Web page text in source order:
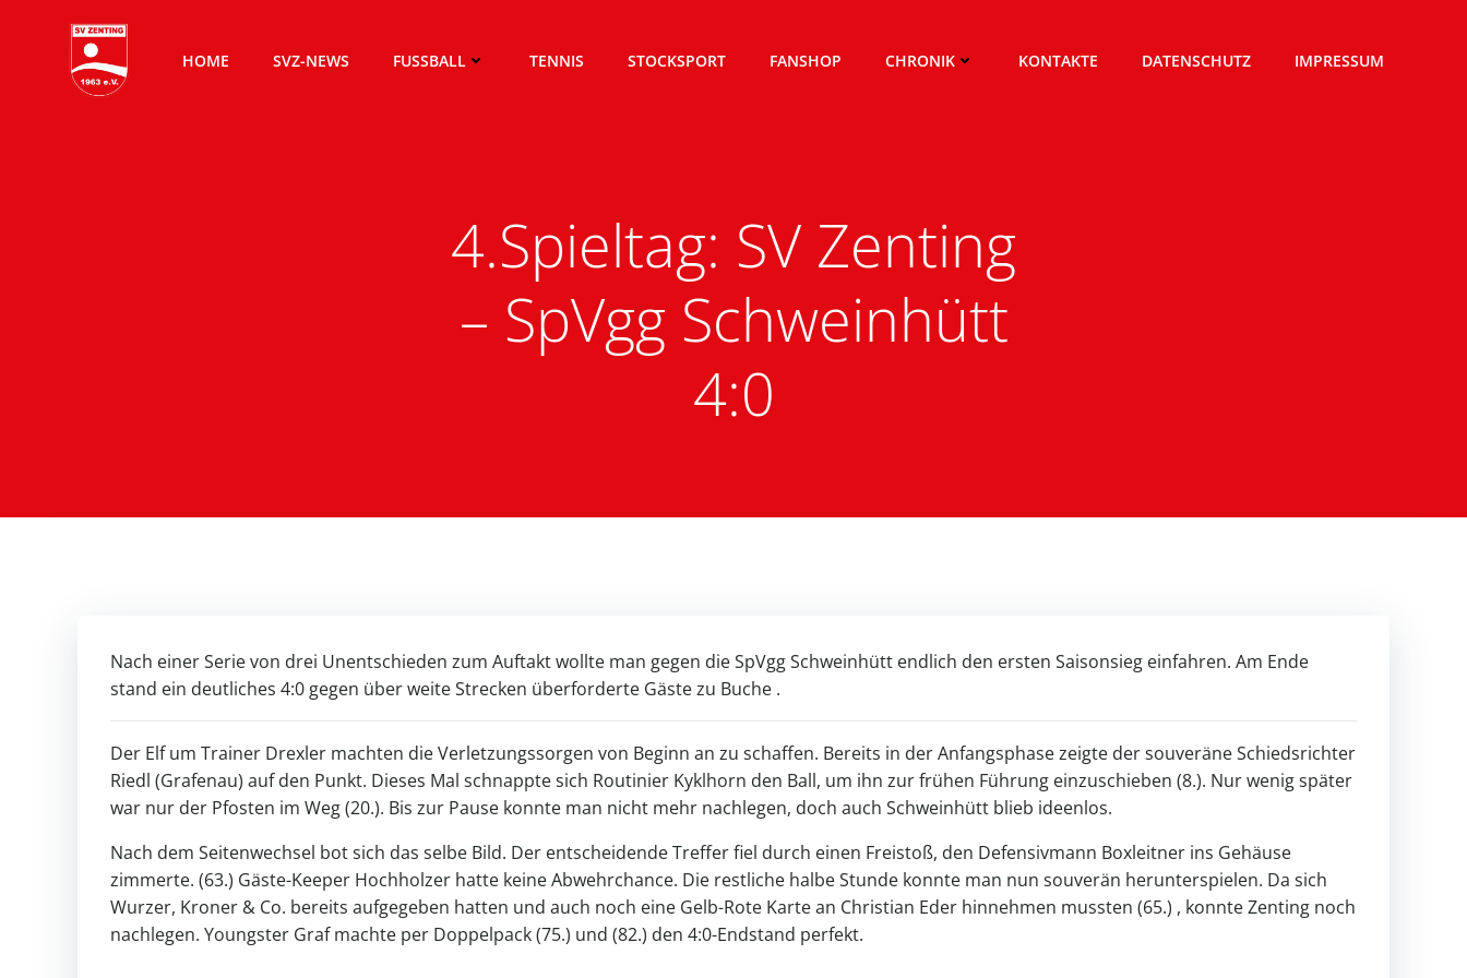
springen
HOME SVZ-NEWS FUSSBALL TENNIS STOCKSPORT FANSHOP CHRONIK KONTAKTE DATENSCHUTZ IMPRESSUM
4.Spieltag: SV Zenting
– SpVgg Schweinhütt
4:0
Nach einer Serie von drei Unentschieden zum Auftakt wollte man gegen die SpVgg Schweinhütt endlich den ersten Saisonsieg einfahren. Am Ende
stand ein deutliches 4:0 gegen über weite Strecken überforderte Gäste zu Buche .
Der Elf um Trainer Drexler machten die Verletzungssorgen von Beginn an zu schaffen. Bereits in der Anfangsphase zeigte der souveräne Schiedsrichter
Riedl (Grafenau) auf den Punkt. Dieses Mal schnappte sich Routinier Kyklhorn den Ball, um ihn zur frühen Führung einzuschieben (8.). Nur wenig später
war nur der Pfosten im Weg (20.). Bis zur Pause konnte man nicht mehr nachlegen, doch auch Schweinhütt blieb ideenlos.
Nach dem Seitenwechsel bot sich das selbe Bild. Der entscheidende Treffer fiel durch einen Freistoß, den Defensivmann Boxleitner ins Gehäuse
zimmerte. (63.) Gäste-Keeper Hochholzer hatte keine Abwehrchance. Die restliche halbe Stunde konnte man nun souverän herunterspielen. Da sich
Wurzer, Kroner & Co. bereits aufgegeben hatten und auch noch eine Gelb-Rote Karte an Christian Eder hinnehmen mussten (65.) , konnte Zenting noch
nachlegen. Youngster Graf machte per Doppelpack (75.) und (82.) den 4:0-Endstand perfekt.